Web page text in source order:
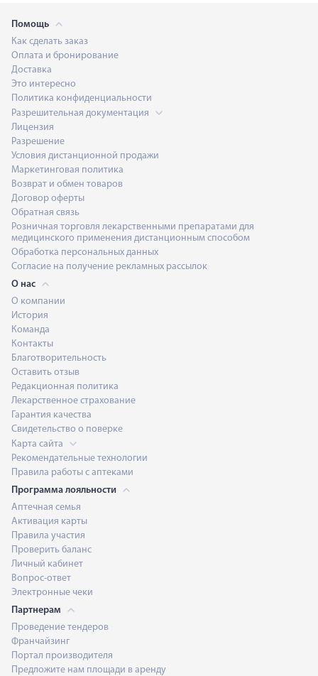
Помощь
Как сделать заказ
Оплата и бронирование
Доставка
Это интересно
Политика конфиденциальности
Разрешительная документация
Лицензия
Разрешение
Условия дистанционной продажи
Маркетинговая политика
Возврат и обмен товаров
Договор оферты
Обратная связь
Розничная торговля лекарственными препаратами для
медицинского применения дистанционным способом
Обработка персональных данных
Согласие на получение рекламных рассылок
О нас
О компании
История
Команда
Контакты
Благотворительность
Оставить отзыв
Редакционная политика
Лекарственное страхование
Гарантия качества
Свидетельство о поверке
Карта сайта
Рекомендательные технологии
Правила работы с аптеками
Программа лояльности
Аптечная семья
Активация карты
Правила участия
Проверить баланс
Личный кабинет
Вопрос-ответ
Электронные чеки
Партнерам
Проведение тендеров
Франчайзинг
Портал производителя
Предложите нам площади в аренду